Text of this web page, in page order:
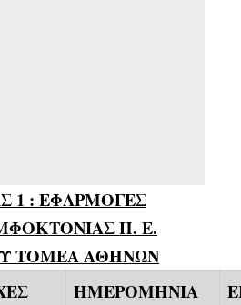
1 : ΕΦΑΡΜΟΓΕΣ
Π. Ε.
ΤΟΜΕΑ ΑΘΗΝΩΝ
ΗΜΕΡΟΜΗΝΙΑ